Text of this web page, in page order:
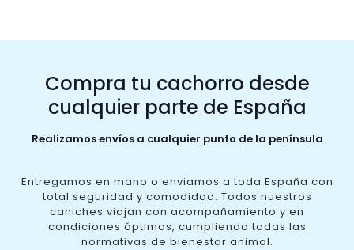
Compra tu cachorro desde
cualquier parte de España
Realizamos envíos a cualquier punto de la península
Entregamos en mano o enviamos a toda España con
total seguridad y comodidad. Todos nuestros
caniches viajan con acompañamiento y en
condiciones óptimas, cumpliendo todas las
normativas de bienestar animal.